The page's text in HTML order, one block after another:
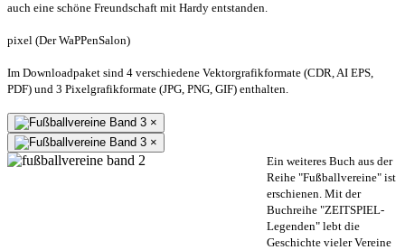
auch eine schöne Freundschaft mit Hardy entstanden.
pixel (Der WaPPenSalon)
Im Downloadpaket sind 4 verschiedene Vektorgrafikformate (CDR, AI EPS,
PDF) und 3 Pixelgrafikformate (JPG, PNG, GIF) enthalten.
×
×
Ein weiteres Buch aus der
Reihe "Fußballvereine" ist
erschienen. Mit der
Buchreihe "ZEITSPIEL-
Legenden" lebt die
Geschichte vieler Vereine